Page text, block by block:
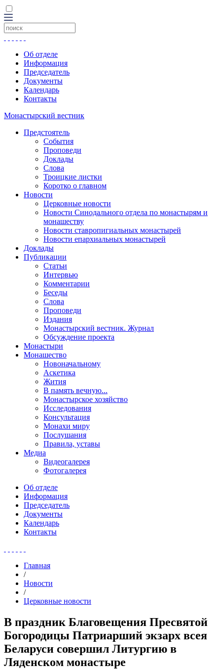
Об отделе
Информация
Председатель
Документы
Календарь
Контакты
Монастырский вестник
Предстоятель
События
Проповеди
Доклады
Слова
Троицкие листки
Коротко о главном
Новости
Церковные новости
Новости Синодального отдела по монастырям и
монашеству
Новости ставропигиальных монастырей
Новости епархиальных монастырей
Доклады
Публикации
Статьи
Интервью
Комментарии
Беседы
Слова
Проповеди
Издания
Монастырский вестник. Журнал
Обсуждение проекта
Монастыри
Монашество
Новоначальному
Аскетика
Жития
В память вечную...
Монастырское хозяйство
Исследования
Консультация
Монахи миру
Послушания
Правила, уставы
Медиа
Видеогалерея
Фотогалерея
Об отделе
Информация
Председатель
Документы
Календарь
Контакты
Главная
/
Новости
/
Церковные новости
В праздник Благовещения Пресвятой
Богородицы Патриарший экзарх всея
Беларуси совершил Литургию в
Ляденском монастыре